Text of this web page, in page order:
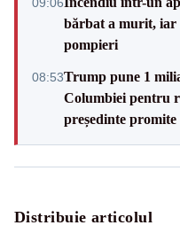
bărbat a murit, iar
pompieri
08:53Trump pune 1
Columbiei pentru
președinte promite
Distribuie articolul